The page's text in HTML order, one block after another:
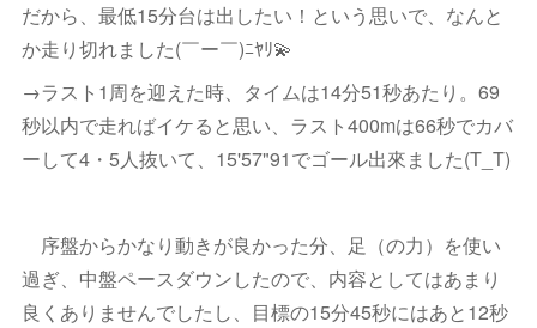
だから、最低15分台は出したい！という思いで、なんと
か走り切れました(￣ー￣)ﾆﾔﾘ💫
→ラスト1周を迎えた時、タイムは14分51秒あたり。69
秒以内で走ればイケると思い、ラスト400mは66秒でカバ
ーして4・5人抜いて、15'57"91でゴール出來ました(T_T)
序盤からかなり動きが良かった分、足（の力）を使い
過ぎ、中盤ペースダウンしたので、内容としてはあまり
良くありませんでしたし、目標の15分45秒にはあと12秒